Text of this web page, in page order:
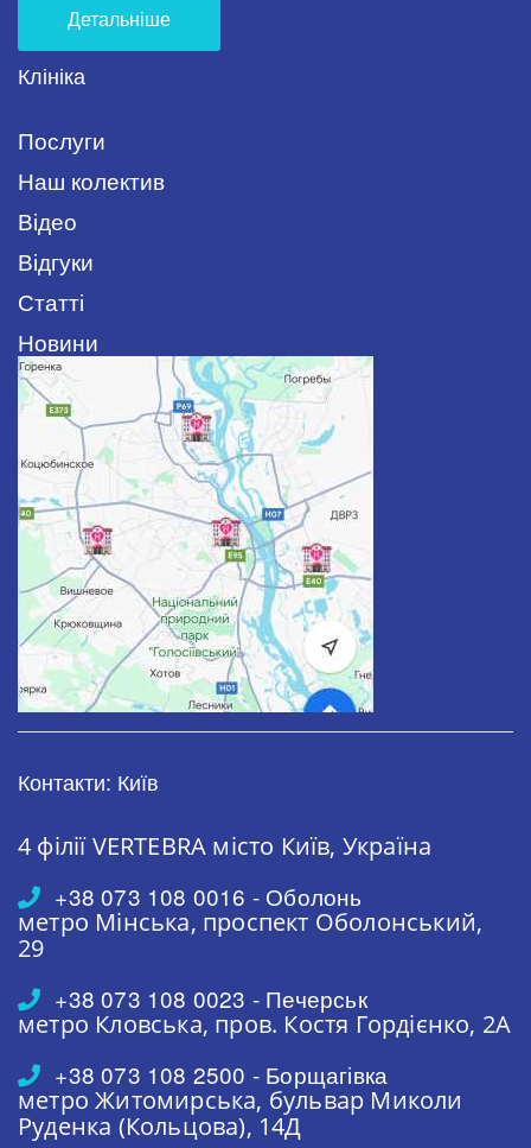
Детальніше
Клініка
Послуги
Наш колектив
Відео
Відгуки
Статті
Новини
Контакти: Київ
4 філії VERTEBRA місто Київ, Україна
+38 073 108 0016 - Оболонь
метро Мінська, проспект Оболонський,
29
+38 073 108 0023 - Печерськ
метро Кловська, пров. Костя Гордієнко, 2А
+38 073 108 2500 - Борщагівка
метро Житомирська, бульвар Миколи
Руденка (Кольцова), 14Д